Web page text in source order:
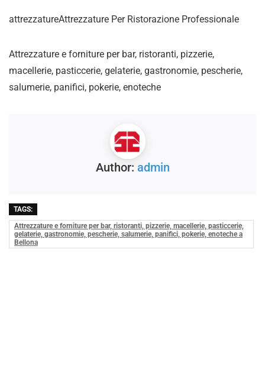
attrezzatureAttrezzature Per Ristorazione Professionale
Attrezzature e forniture per bar, ristoranti, pizzerie,
macellerie, pasticcerie, gelaterie, gastronomie, pescherie,
salumerie, panifici, pokerie, enoteche
Author: admin
TAGS:
Attrezzature e forniture per bar, ristoranti, pizzerie, macellerie, pasticcerie,
gelaterie, gastronomie, pescherie, salumerie, panifici, pokerie, enoteche a
Bellona